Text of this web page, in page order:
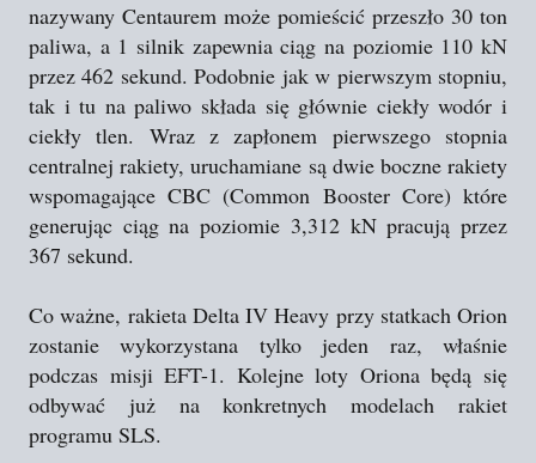
nazywany Centaurem może pomieścić przeszło 30 ton
paliwa, a 1 silnik zapewnia ciąg na poziomie 110 kN
przez 462 sekund. Podobnie jak w pierwszym stopniu,
tak i tu na paliwo składa się głównie ciekły wodór i
ciekły tlen. Wraz z zapłonem pierwszego stopnia
centralnej rakiety, uruchamiane są dwie boczne rakiety
wspomagające CBC (Common Booster Core) które
generując ciąg na poziomie 3,312 kN pracują przez
367 sekund.
Co ważne, rakieta Delta IV Heavy przy statkach Orion
zostanie wykorzystana tylko jeden raz, właśnie
podczas misji EFT-1. Kolejne loty Oriona będą się
odbywać już na konkretnych modelach rakiet
programu SLS.